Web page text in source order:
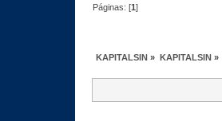
Páginas: [1]
KAPITALSIN » KAPITALSIN»